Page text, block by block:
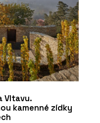
Vltavu.
kamenné zídky